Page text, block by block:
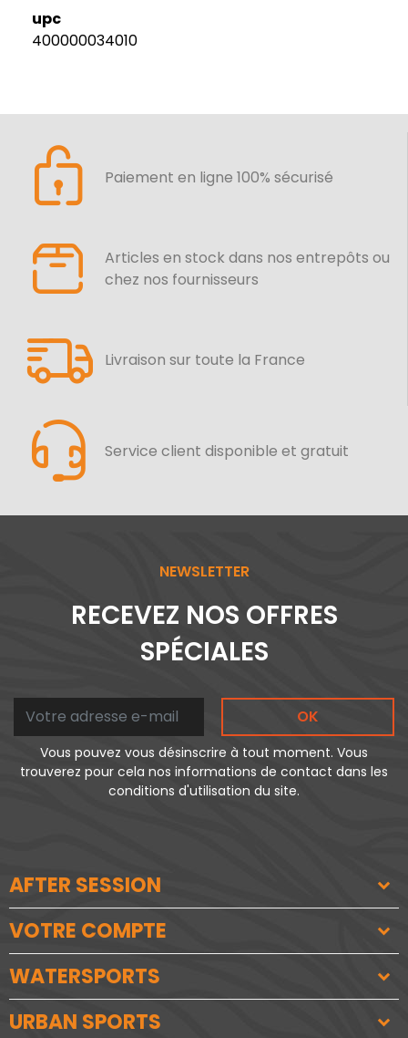
upc
400000034010
Paiement en ligne 100% sécurisé
Articles en stock dans nos entrepôts ou
chez nos fournisseurs
Livraison sur toute la France
Service client disponible et gratuit
NEWSLETTER
RECEVEZ NOS OFFRES
SPÉCIALES
OK
Vous pouvez vous désinscrire à tout moment. Vous
trouverez pour cela nos informations de contact dans les
conditions d'utilisation du site.
AFTER SESSION
VOTRE COMPTE
WATERSPORTS
URBAN SPORTS